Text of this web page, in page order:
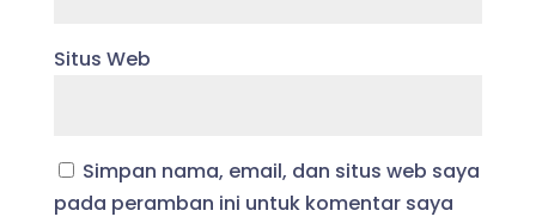
Situs Web
Simpan nama, email, dan situs web saya
pada peramban ini untuk komentar saya